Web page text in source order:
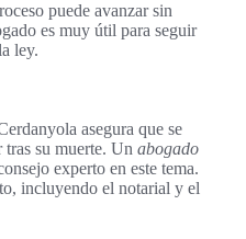
puede avanzar sin
es muy útil para seguir
ley.
asegura que se
tras su muerte. Un abogado
experto en este tema.
incluyendo el notarial y el